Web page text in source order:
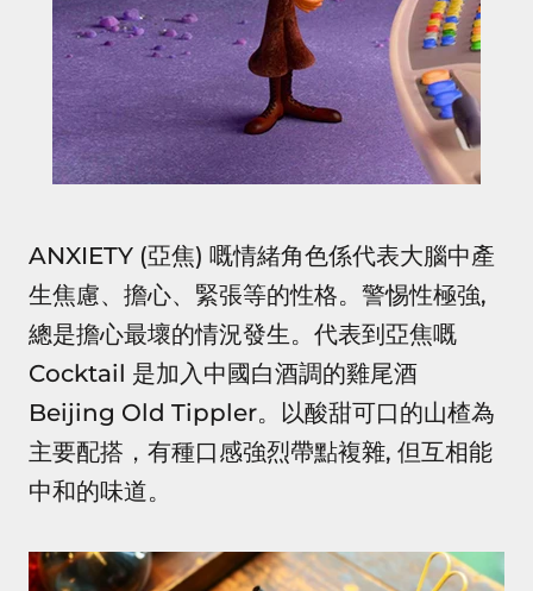
ANXIETY (亞焦) 嘅情緒角色係代表大腦中產
生焦慮、擔心、緊張等的性格。警惕性極強,
總是擔心最壞的情況發生。代表到亞焦嘅
Cocktail 是加入中國白酒調的雞尾酒
Beijing Old Tippler。以酸甜可口的山楂為
主要配搭，有種口感強烈帶點複雜, 但互相能
中和的味道。